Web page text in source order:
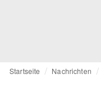
Startseite Nachrichten